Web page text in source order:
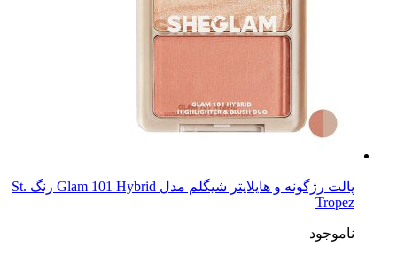
پالت رژگونه و هایلایتر شیگلم مدل Glam 101 Hybrid رنگ St.
Tropez
ناموجود